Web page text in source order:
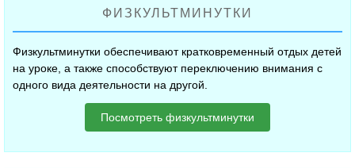
ФИЗКУЛЬТМИНУТКИ
Физкультминутки обеспечивают кратковременный отдых детей
на уроке, а также способствуют переключению внимания с
одного вида деятельности на другой.
Посмотреть физкультминутки